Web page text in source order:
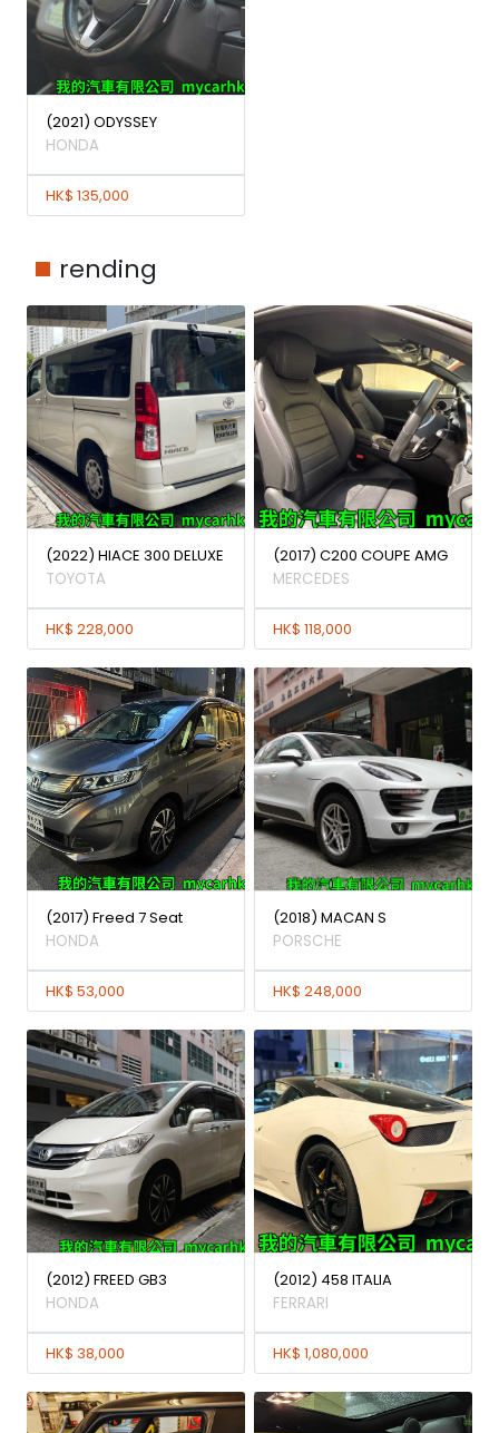
(2021) ODYSSEY
HONDA
HK$ 135,000
rending
(2022) HIACE 300 DELUXE
TOYOTA
HK$ 228,000
(2017) C200 COUPE AMG
MERCEDES
HK$ 118,000
(2017) Freed 7 Seat
HONDA
HK$ 53,000
(2018) MACAN S
PORSCHE
HK$ 248,000
(2012) FREED GB3
HONDA
HK$ 38,000
(2012) 458 ITALIA
FERRARI
HK$ 1,080,000